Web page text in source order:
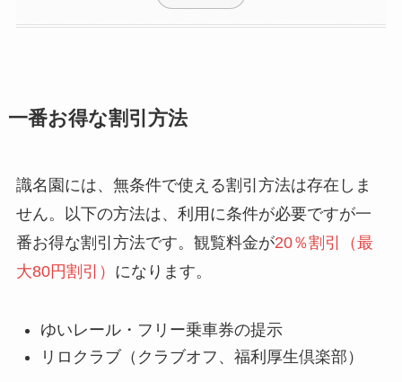
一番お得な割引方法
識名園には、無条件で使える割引方法は存在しま
せん。以下の方法は、利用に条件が必要ですが一
番お得な割引方法です。観覧料金が20％割引（最
大80円割引） になります。
ゆいレール・フリー乗車券の提示
リロクラブ（クラブオフ、福利厚生倶楽部）